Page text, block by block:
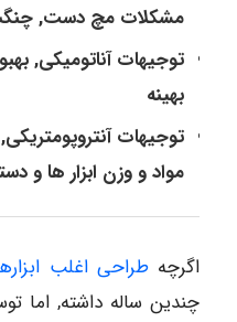
مشکلات مچ دست,
توجیهات آناتومیکی,
بهینه
توجیهات
مواد و وزن ابزار ها و
اگرچه طراحی اغلب
چندین ساله داشته, اما